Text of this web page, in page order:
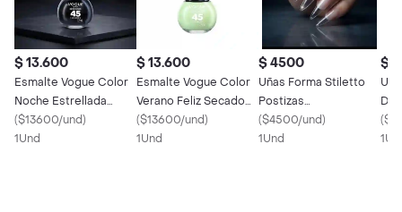
$ 13.600
Esmalte Vogue Color
Noche Estrellada
Secado Rapido 45
Segundos 12ml
($13600/und)
1Und
$ 13.600
Esmalte Vogue Color
Verano Feliz Secado
Rapido 45 Segundos
12ml
($13600/und)
1Und
$ 4500
Uñas Forma Stiletto
Postizas
Transparentes X20
($4500/und)
1Und
$
Art
(